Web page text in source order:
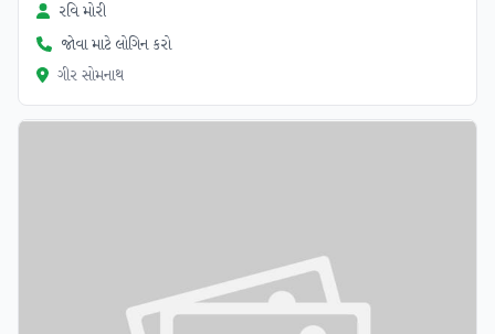
રવિ મોરી
જોવા માટે લોગિન કરો
ગીર સોમનાથ